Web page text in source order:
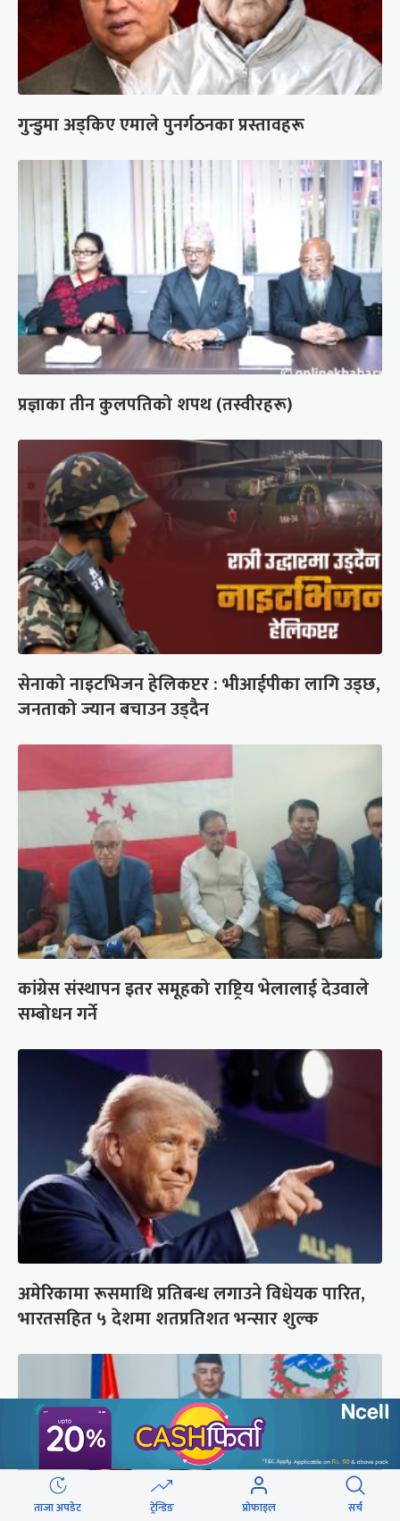
गुन्डुमा अड्किए एमाले पुनर्गठनका प्रस्तावहरू
प्रज्ञाका तीन कुलपतिको शपथ (तस्वीरहरू)
सेनाको नाइटभिजन हेलिकप्टर : भीआईपीका लागि उड्छ,
जनताको ज्यान बचाउन उड्दैन
कांग्रेस संस्थापन इतर समूहको राष्ट्रिय भेलालाई देउवाले
सम्बोधन गर्ने
अमेरिकामा रूसमाथि प्रतिबन्ध लगाउने विधेयक पारित,
भारतसहित ५ देशमा शतप्रतिशत भन्सार शुल्क
ताजा अपडेट ट्रेन्डिङ प्रोफाइल सर्च